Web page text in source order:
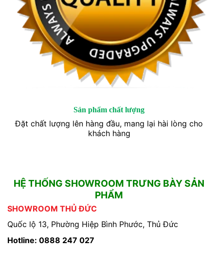
Sản phẩm chất lượng
Đặt chất lượng lên hàng đầu, mang lại hài lòng cho
khách hàng
HỆ THỐNG SHOWROOM TRƯNG BÀY SẢN
PHẨM
SHOWROOM THỦ ĐỨC
Quốc lộ 13, Phường Hiệp Bình Phước, Thủ Đức
Hotline: 0888 247 027